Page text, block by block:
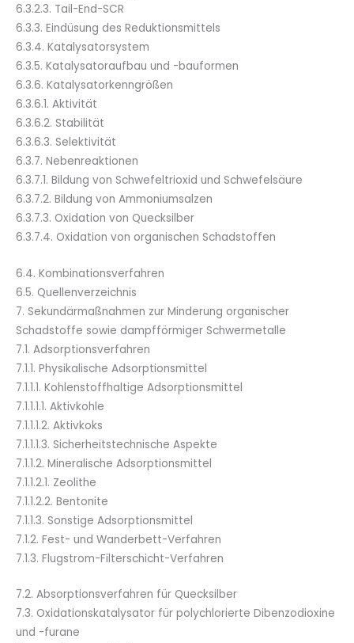
6.3.2.3. Tail-End-SCR
6.3.3. Eindüsung des Reduktionsmittels
6.3.4. Katalysatorsystem
6.3.5. Katalysatoraufbau und -bauformen
6.3.6. Katalysatorkenngrößen
6.3.6.1. Aktivität
6.3.6.2. Stabilität
6.3.6.3. Selektivität
6.3.7. Nebenreaktionen
6.3.7.1. Bildung von Schwefeltrioxid und Schwefelsäure
6.3.7.2. Bildung von Ammoniumsalzen
6.3.7.3. Oxidation von Quecksilber
6.3.7.4. Oxidation von organischen Schadstoffen
6.4. Kombinationsverfahren
6.5. Quellenverzeichnis
7. Sekundärmaßnahmen zur Minderung organischer
Schadstoffe sowie dampfförmiger Schwermetalle
7.1. Adsorptionsverfahren
7.1.1. Physikalische Adsorptionsmittel
7.1.1.1. Kohlenstoffhaltige Adsorptionsmittel
7.1.1.1.1. Aktivkohle
7.1.1.1.2. Aktivkoks
7.1.1.1.3. Sicherheitstechnische Aspekte
7.1.1.2. Mineralische Adsorptionsmittel
7.1.1.2.1. Zeolithe
7.1.1.2.2. Bentonite
7.1.1.3. Sonstige Adsorptionsmittel
7.1.2. Fest- und Wanderbett-Verfahren
7.1.3. Flugstrom-Filterschicht-Verfahren
7.2. Absorptionsverfahren für Quecksilber
7.3. Oxidationskatalysator für polychlorierte Dibenzodioxine
und -furane